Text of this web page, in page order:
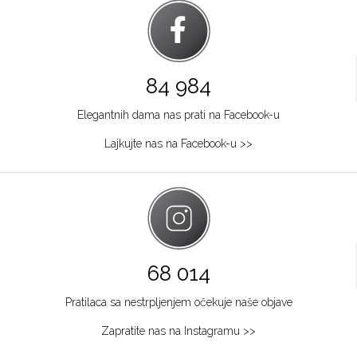
84 984
Elegantnih dama nas prati na Facebook-u
Lajkujte nas na Facebook-u >>
68 014
Pratilaca sa nestrpljenjem očekuje naše objave
Zapratite nas na Instagramu >>